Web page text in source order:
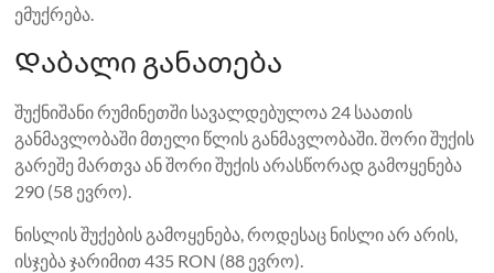
ემუქრება.
Დაბალი განათება
შუქნიშანი რუმინეთში სავალდებულოა 24 საათის
განმავლობაში მთელი წლის განმავლობაში. შორი შუქის
გარეშე მართვა ან შორი შუქის არასწორად გამოყენება
290 (58 ევრო).
ნისლის შუქების გამოყენება, როდესაც ნისლი არ არის,
ისჯება ჯარიმით 435 RON (88 ევრო).